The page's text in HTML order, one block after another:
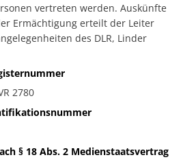
vertreten werden. Auskünfte
Ermächtigung erteilt der Leiter
des DLR, Linder
2780
§ 18 Abs. 2 Medienstaatsvertrag